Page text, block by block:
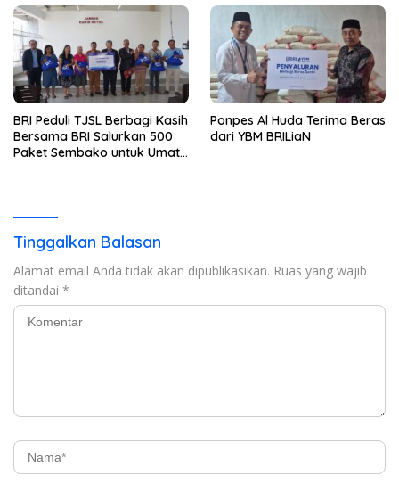
BRI Peduli TJSL Berbagi Kasih
Bersama BRI Salurkan 500
Paket Sembako untuk Umat
Ponpes Al Huda Terima Beras
dari YBM BRILiaN
Tinggalkan Balasan
Alamat email Anda tidak akan dipublikasikan. Ruas yang wajib
ditandai *